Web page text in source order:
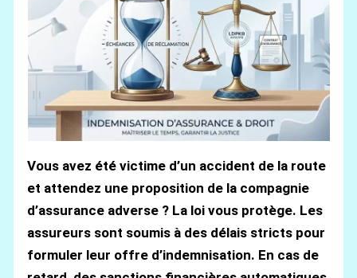
Vous avez été victime d’un accident de la route
et attendez une proposition de la compagnie
d’assurance adverse ? La loi vous protège. Les
assureurs sont soumis à des délais stricts pour
formuler leur offre d’indemnisation. En cas de